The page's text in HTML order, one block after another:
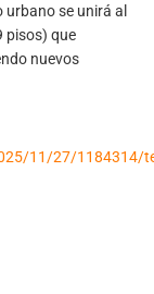
urbano se unirá al
pisos) que
nuevos
11/27/1184314/